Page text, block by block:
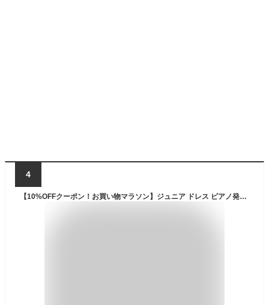
4
【10%OFFクーポン！お買い物マラソン】ジュニア ドレス ピアノ発表会 ドレス 140 150 160 165cm ワンピース フォーマル ロングドレス 子供 ドレス 子供服 女の子 [ 中学生 ジュニアドレス シンプル 結婚式 コンクール Camille カミーユ]